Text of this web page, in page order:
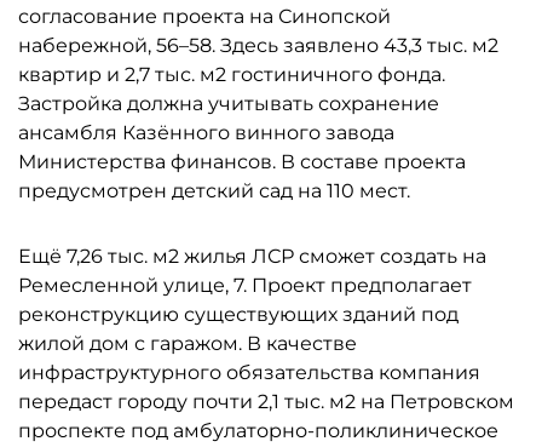
согласование проекта на Синопской
набережной, 56–58. Здесь заявлено 43,3 тыс. м2
квартир и 2,7 тыс. м2 гостиничного фонда.
Застройка должна учитывать сохранение
ансамбля Казённого винного завода
Министерства финансов. В составе проекта
предусмотрен детский сад на 110 мест.
Ещё 7,26 тыс. м2 жилья ЛСР сможет создать на
Ремесленной улице, 7. Проект предполагает
реконструкцию существующих зданий под
жилой дом с гаражом. В качестве
инфраструктурного обязательства компания
передаст городу почти 2,1 тыс. м2 на Петровском
проспекте под амбулаторно-поликлиническое